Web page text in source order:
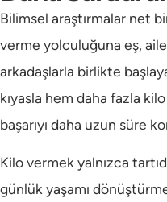
Bilimsel araştırmalar net
verme yolculuğuna eş,
arkadaşlarla birlikte
kıyasla hem daha fazla
başarıyı daha uzun süre
Kilo vermek yalnızca
günlük yaşamı